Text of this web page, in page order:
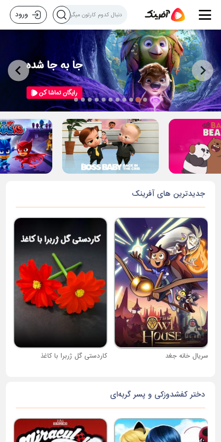
ورود
جدیدترین های آفرینک
سریال خانه جغد کاردستی گل ژربرا با کاغذ
دختر کفشدوزکی و پسر گربه‌ای